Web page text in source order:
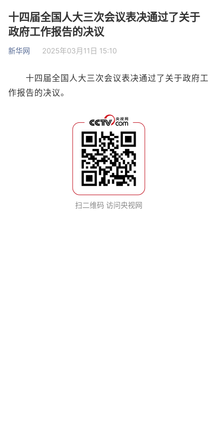
十四届全国人大三次会议表决通过了关于
政府工作报告的决议
新华网 2025年03月11日 15:10
十四届全国人大三次会议表决通过了关于政府工
作报告的决议。
扫二维码 访问央视网